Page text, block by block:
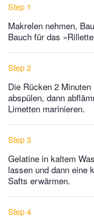
Step 1
Makrelen nehmen,
Bauch für das
Step 2
Die Rücken 2
abspülen, dann
Limetten marinieren.
Step 3
Gelatine in kaltem
lassen und dann eine
Safts erwärmen.
Step 4